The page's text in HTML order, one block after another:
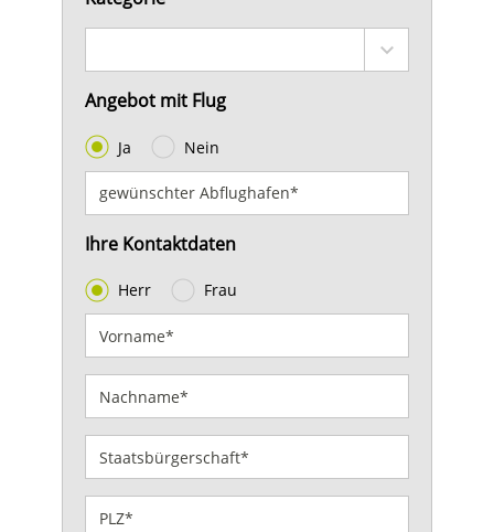
Angebot mit Flug
Ja Nein
Ihre Kontaktdaten
Herr Frau